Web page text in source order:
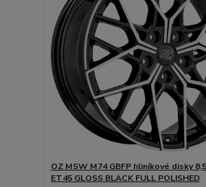
OZ MSW M74 GBFP hliníkové disky
ET45 GLOSS BLACK FULL POLISHED